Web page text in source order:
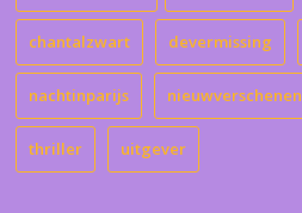
chantalzwart devermissing
nachtinparijs nieuwverschenen
thriller uitgever